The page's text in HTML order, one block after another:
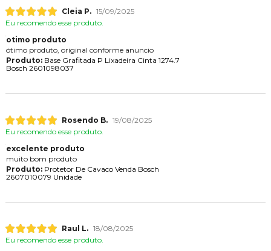
Cleia P. 15/09/2025
Eu recomendo esse produto.
otimo produto
ótimo produto, original conforme anuncio
Produto:Base Grafitada P Lixadeira Cinta 1274.7
Bosch 2601098037
Rosendo B. 19/08/2025
Eu recomendo esse produto.
excelente produto
muito bom produto
Produto:Protetor De Cavaco Venda Bosch
2607010079 Unidade
Raul L. 18/08/2025
Eu recomendo esse produto.